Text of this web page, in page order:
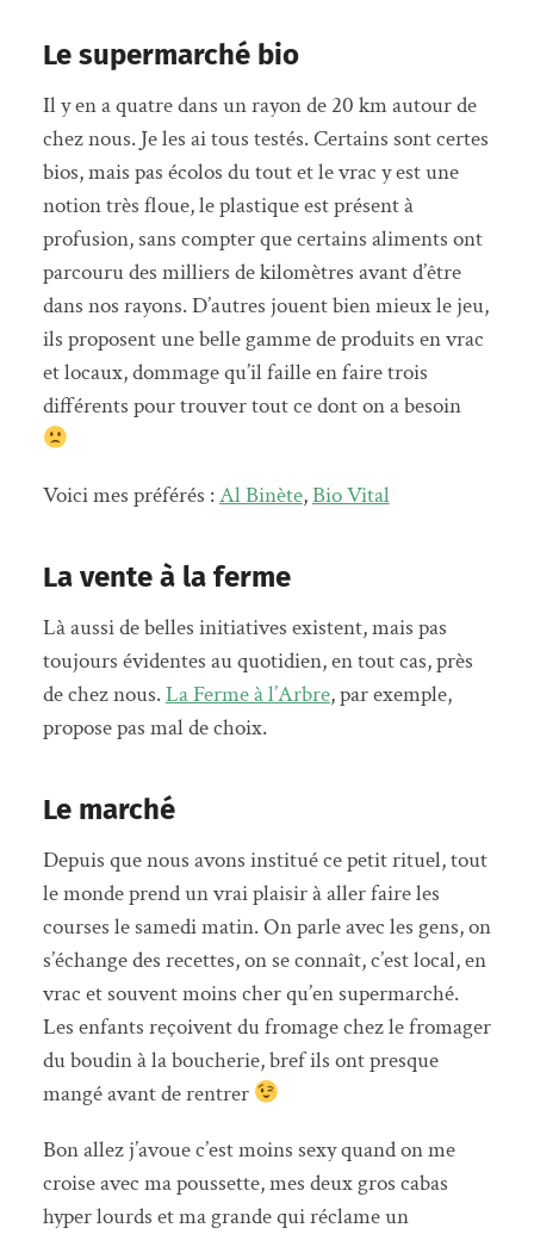
Le supermarché bio
Il y en a quatre dans un rayon de 20 km autour de
chez nous. Je les ai tous testés. Certains sont certes
bios, mais pas écolos du tout et le vrac y est une
notion très floue, le plastique est présent à
profusion, sans compter que certains aliments ont
parcouru des milliers de kilomètres avant d’être
dans nos rayons. D’autres jouent bien mieux le jeu,
ils proposent une belle gamme de produits en vrac
et locaux, dommage qu’il faille en faire trois
différents pour trouver tout ce dont on a besoin
Voici mes préférés :Al Binète,Bio Vital
La vente à la ferme
Là aussi de belles initiatives existent, mais pas
toujours évidentes au quotidien, en tout cas, près
de chez nous.La Ferme à l’Arbre, par exemple,
propose pas mal de choix.
Le marché
Depuis que nous avons institué ce petit rituel, tout
le monde prend un vrai plaisir à aller faire les
courses le samedi matin. On parle avec les gens, on
s’échange des recettes, on se connaît, c’est local, en
vrac et souvent moins cher qu’en supermarché.
Les enfants reçoivent du fromage chez le fromager
du boudin à la boucherie, bref ils ont presque
mangé avant de rentrer
Bon allez j’avoue c’est moins sexy quand on me
croise avec ma poussette, mes deux gros cabas
hyper lourds et ma grande qui réclame un